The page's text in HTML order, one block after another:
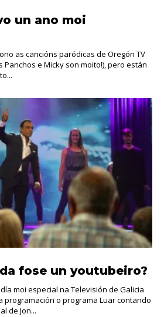
un ano moi
as cancións paródicas de Oregón TV
e Micky son moito!), pero están
fose un youtubeiro?
moi especial na Televisión de Galicia
programación o programa Luar contando
de Jon...